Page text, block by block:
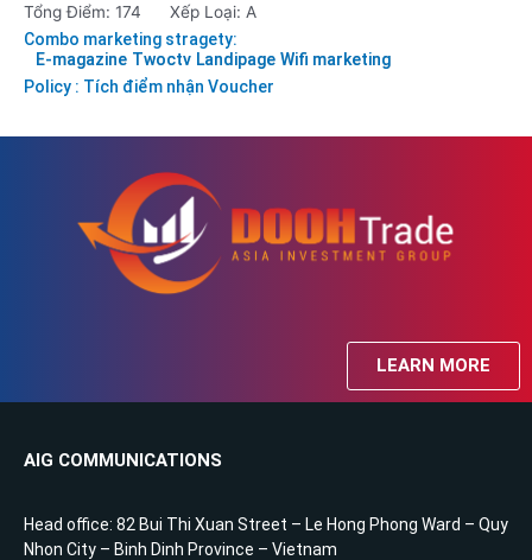
Tổng Điểm: 174
Xếp Loại: A
Combo marketing stragety:
E-magazine Twoctv Landipage Wifi marketing
Policy : Tích điểm nhận Voucher
LEARN MORE
AIG COMMUNICATIONS
Head office: 82 Bui Thi Xuan Street – Le Hong Phong Ward – Quy
Nhon City – Binh Dinh Province – Vietnam